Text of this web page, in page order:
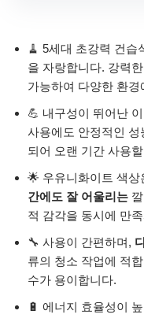
🧹 5세대 초강력 건습
을 자랑합니다. 강력
가능하여 다양한 환
💪 내구성이 뛰어난
사용에도 안정적인
되어 오랜 기간 사용
🌟 우유니화이트 색
간에도 잘 어울리는
적 감각을 동시에 만
🔧 사용이 간편하며,
류의 청소 작업에 적
수가 용이합니다.
🔋 에너지 효율성이